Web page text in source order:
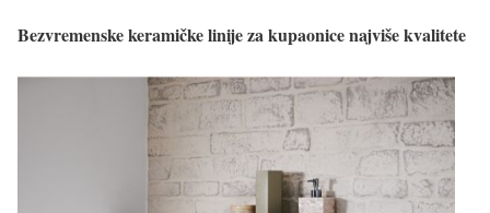
Bezvremenske keramičke linije za kupaonice najviše kvalitete